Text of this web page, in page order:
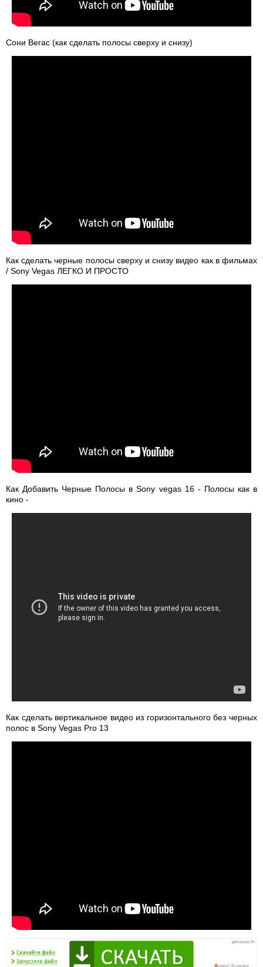
Сони Вегас (как сделать полосы сверху и снизу)
Как сделать черные полосы сверху и снизу видео как в фильмах
/ Sony Vegas ЛЕГКО И ПРОСТО
Как Добавить Черные Полосы в Sony vegas 16 - Полосы как в
кино -
Как сделать вертикальное видео из горизонтального без черных
полос в Sony Vegas Pro 13